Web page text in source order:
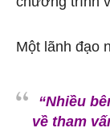
Một lãnh đạo
“Nhiều
về tham